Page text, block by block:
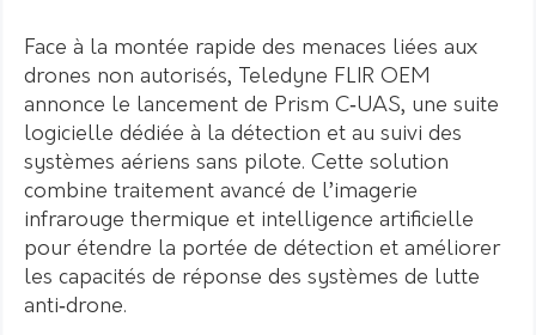
Face à la montée rapide des menaces liées aux
drones non autorisés, Teledyne FLIR OEM
annonce le lancement de Prism C‑UAS, une suite
logicielle dédiée à la détection et au suivi des
systèmes aériens sans pilote. Cette solution
combine traitement avancé de l’imagerie
infrarouge thermique et intelligence artificielle
pour étendre la portée de détection et améliorer
les capacités de réponse des systèmes de lutte
anti‑drone.